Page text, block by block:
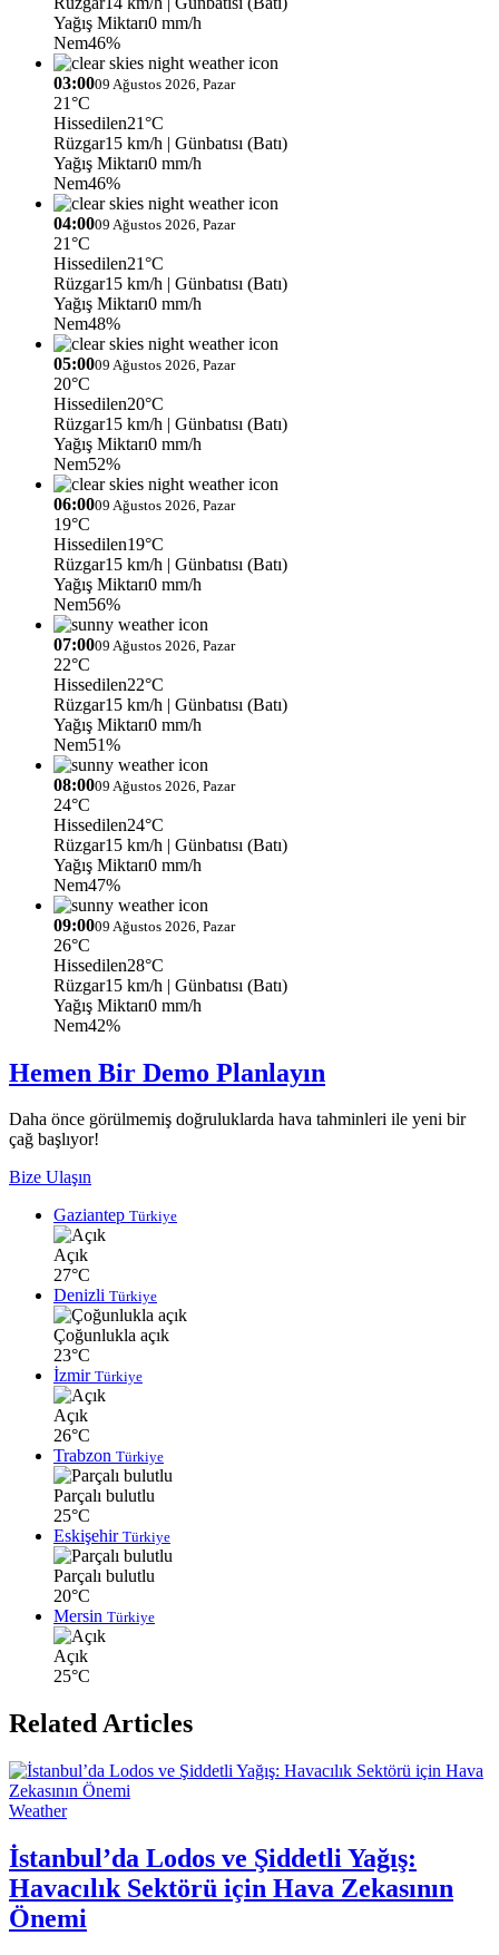
Yağış Miktarı0 mm/h
Nem46%
03:0009 Ağustos 2026, Pazar
21°C
Hissedilen21°C
Rüzgar15 km/h | Günbatısı (Batı)
Yağış Miktarı0 mm/h
Nem46%
04:0009 Ağustos 2026, Pazar
21°C
Hissedilen21°C
Rüzgar15 km/h | Günbatısı (Batı)
Yağış Miktarı0 mm/h
Nem48%
05:0009 Ağustos 2026, Pazar
20°C
Hissedilen20°C
Rüzgar15 km/h | Günbatısı (Batı)
Yağış Miktarı0 mm/h
Nem52%
06:0009 Ağustos 2026, Pazar
19°C
Hissedilen19°C
Rüzgar15 km/h | Günbatısı (Batı)
Yağış Miktarı0 mm/h
Nem56%
07:0009 Ağustos 2026, Pazar
22°C
Hissedilen22°C
Rüzgar15 km/h | Günbatısı (Batı)
Yağış Miktarı0 mm/h
Nem51%
08:0009 Ağustos 2026, Pazar
24°C
Hissedilen24°C
Rüzgar15 km/h | Günbatısı (Batı)
Yağış Miktarı0 mm/h
Nem47%
09:0009 Ağustos 2026, Pazar
26°C
Hissedilen28°C
Rüzgar15 km/h | Günbatısı (Batı)
Yağış Miktarı0 mm/h
Nem42%
Hemen Bir Demo Planlayın
Daha önce görülmemiş doğruluklarda hava tahminleri ile yeni bir
çağ başlıyor!
Bize Ulaşın
Gaziantep Türkiye
Açık
27°C
Denizli Türkiye
Çoğunlukla açık
23°C
İzmir Türkiye
Açık
26°C
Trabzon Türkiye
Parçalı bulutlu
25°C
Eskişehir Türkiye
Parçalı bulutlu
20°C
Mersin Türkiye
Açık
25°C
Related Articles
Weather
İstanbul’da Lodos ve Şiddetli Yağış:
Havacılık Sektörü için Hava Zekasının
Önemi